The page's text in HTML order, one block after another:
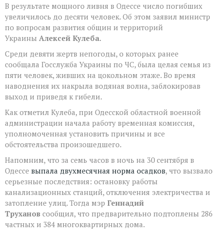
ливни
в
Одессе:
число
увеличилось
до
10
В результате мощного ливня в Одессе число погибших
увеличилось до десяти человек. Об этом заявил министр
по вопросам развития общин и территорий
Украины Алексей Кулеба.
Среди девяти жертв непогоды, о которых ранее
сообщала Госслужба Украины по ЧС, была целая семья из
пяти человек, живших на цокольном этаже. Во время
наводнения их накрыла водяная волна, заблокировав
выход и приведя к гибели.
Как отметил Кулеба, при Одесской областной военной
администрации начала работу временная комиссия,
уполномоченная установить причины и все
обстоятельства произошедшего.
Напомним, что за семь часов в ночь на 30 сентября в
Одессе выпала двухмесячная норма осадков, что вызвало
серьезные последствия: остановку работы
канализационных станций, отключения электричества и
затопление улиц. Тогда мэр Геннадий
Труханов сообщил, что предварительно подтоплены 286
частных и 384 многоквартирных дома.